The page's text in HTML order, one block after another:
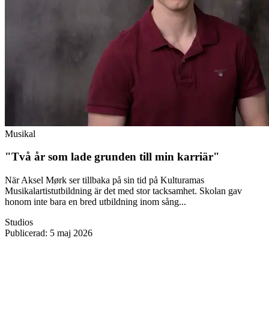
Musikal
"Två år som lade grunden till min karriär"
När Aksel Mørk ser tillbaka på sin tid på Kulturamas
Musikalartistutbildning är det med stor tacksamhet. Skolan gav
honom inte bara en bred utbildning inom sång...
Studios
Publicerad: 5 maj 2026